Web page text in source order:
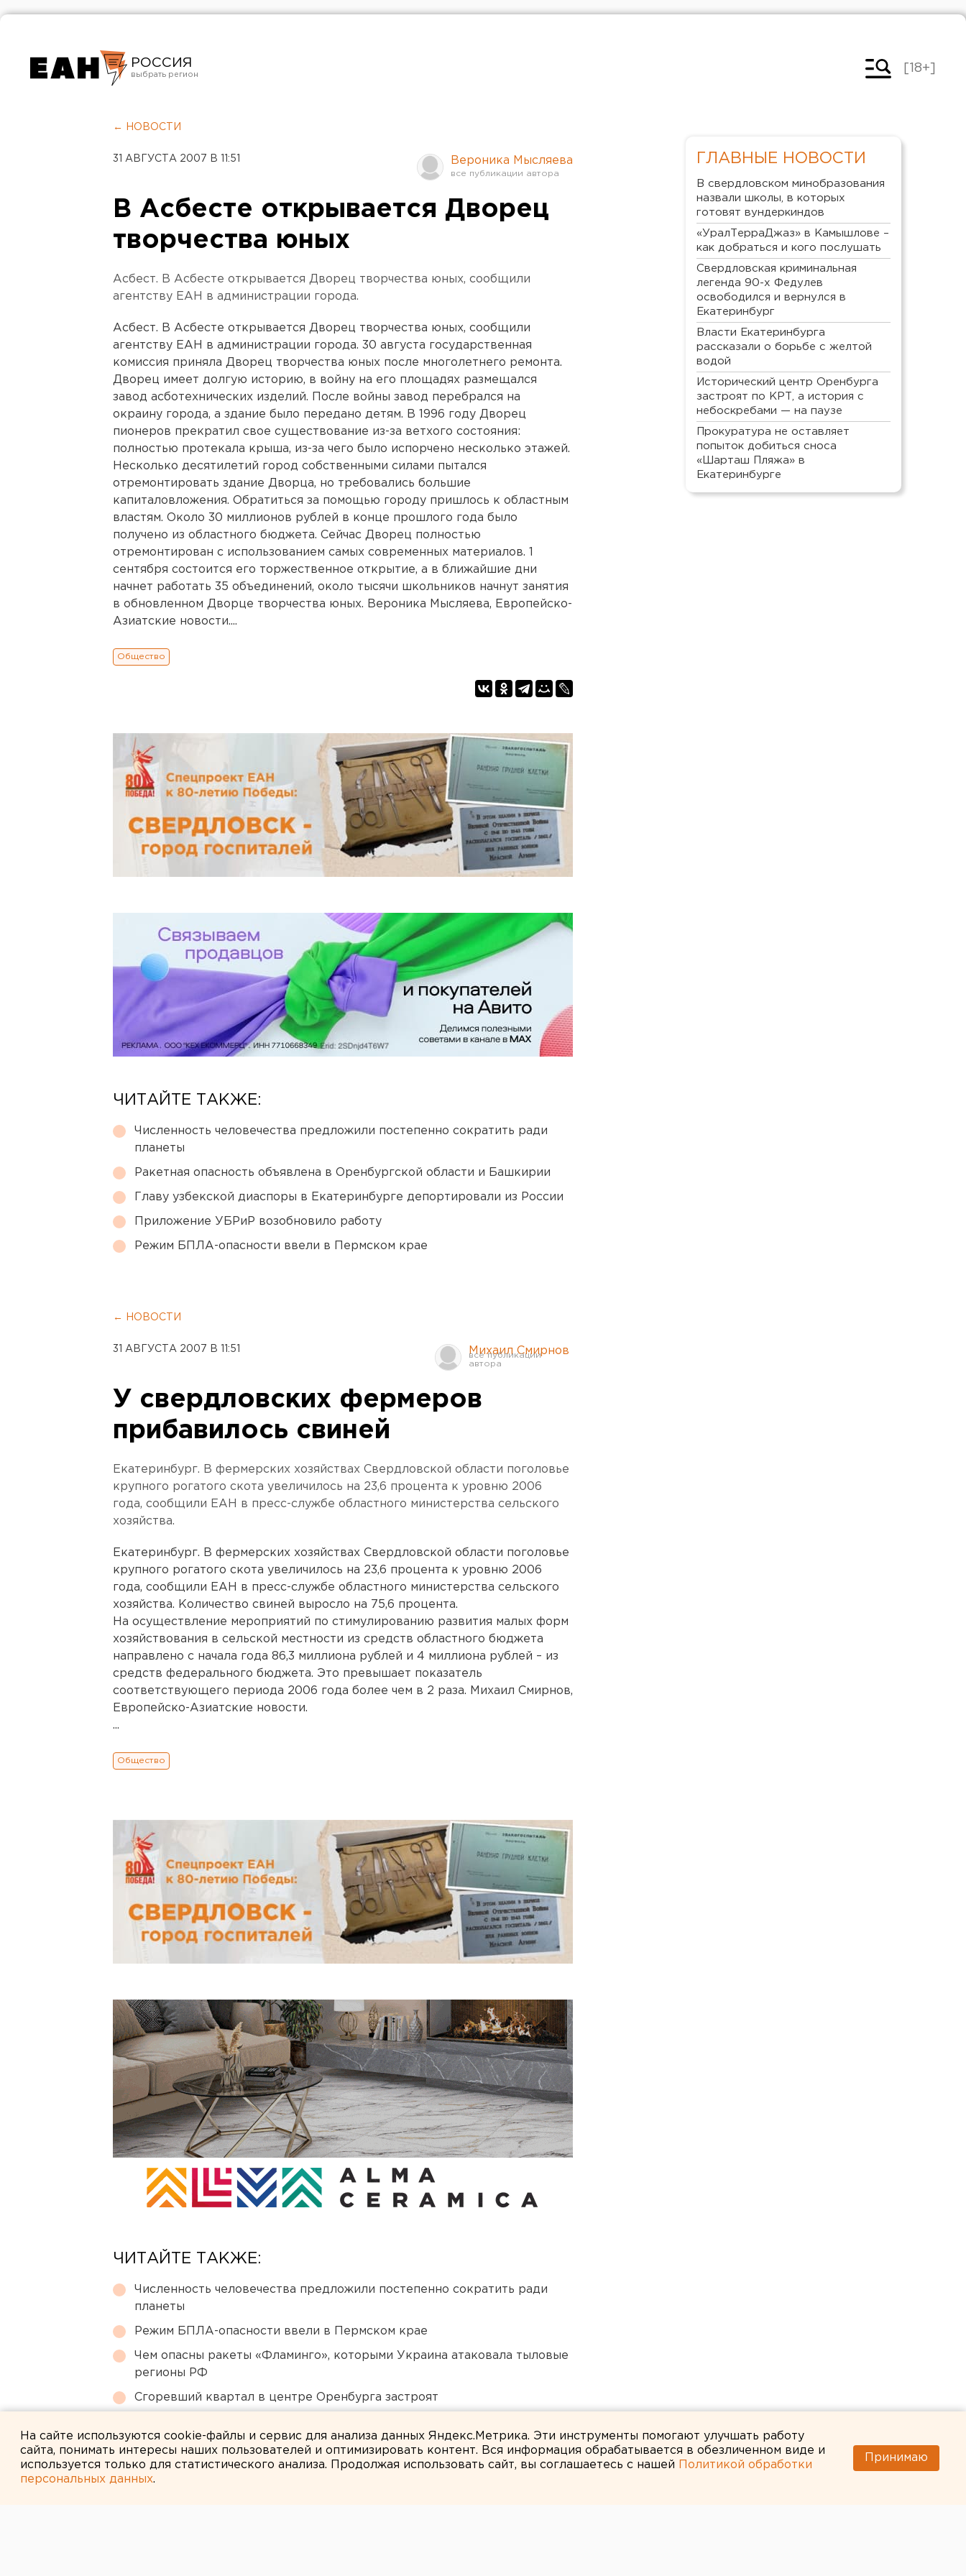
РОССИЯ
Челябинск
[18+]
← НОВОСТИ
31 АВГУСТА 2007 В 11:51 Вероника Мысляева
В Асбесте открывается Дворец
творчества юных
Асбест. В Асбесте открывается Дворец творчества юных, сообщили
агентству ЕАН в администрации города.
Асбест. В Асбесте открывается Дворец творчества юных, сообщили
агентству ЕАН в администрации города. 30 августа государственная
комиссия приняла Дворец творчества юных после многолетнего ремонта.
Дворец имеет долгую историю, в войну на его площадях размещался
завод асботехнических изделий. После войны завод перебрался на
окраину города, а здание было передано детям. В 1996 году Дворец
пионеров прекратил свое существование из-за ветхого состояния:
полностью протекала крыша, из-за чего было испорчено несколько этажей.
Несколько десятилетий город собственными силами пытался
отремонтировать здание Дворца, но требовались большие
капиталовложения. Обратиться за помощью городу пришлось к областным
властям. Около 30 миллионов рублей в конце прошлого года было
получено из областного бюджета. Сейчас Дворец полностью
отремонтирован с использованием самых современных материалов. 1
сентября состоится его торжественное открытие, а в ближайшие дни
начнет работать 35 объединений, около тысячи школьников начнут занятия
в обновленном Дворце творчества юных. Вероника Мысляева, Европейско-
Азиатские новости....
Общество
ЧИТАЙТЕ ТАКЖЕ:
Численность человечества предложили постепенно сократить ради
планеты
Ракетная опасность объявлена в Оренбургской области и Башкирии
Главу узбекской диаспоры в Екатеринбурге депортировали из России
Приложение УБРиР возобновило работу
Режим БПЛА-опасности ввели в Пермском крае
← НОВОСТИ
31 АВГУСТА 2007 В 11:51 Михаил Смирнов
У свердловских фермеров
прибавилось свиней
Екатеринбург. В фермерских хозяйствах Свердловской области поголовье
крупного рогатого скота увеличилось на 23,6 процента к уровню 2006
года, сообщили ЕАН в пресс-службе областного министерства сельского
хозяйства.
Екатеринбург. В фермерских хозяйствах Свердловской области поголовье
крупного рогатого скота увеличилось на 23,6 процента к уровню 2006
года, сообщили ЕАН в пресс-службе областного министерства сельского
хозяйства. Количество свиней выросло на 75,6 процента.
На осуществление мероприятий по стимулированию развития малых форм
хозяйствования в сельской местности из средств областного бюджета
направлено с начала года 86,3 миллиона рублей и 4 миллиона рублей – из
средств федерального бюджета. Это превышает показатель
соответствующего периода 2006 года более чем в 2 раза. Михаил Смирнов,
Европейско-Азиатские новости.
...
Общество
ЧИТАЙТЕ ТАКЖЕ:
Численность человечества предложили постепенно сократить ради
планеты
Режим БПЛА-опасности ввели в Пермском крае
Чем опасны ракеты «Фламинго», которыми Украина атаковала тыловые
регионы РФ
Сгоревший квартал в центре Оренбурга застроят
ГЛАВНЫЕ НОВОСТИ
В свердловском минобразования
назвали школы, в которых
готовят вундеркиндов
«УралТерраДжаз» в Камышлове –
как добраться и кого послушать
Свердловская криминальная
легенда 90-х Федулев
освободился и вернулся в
Екатеринбург
Власти Екатеринбурга
рассказали о борьбе с желтой
водой
Исторический центр Оренбурга
застроят по КРТ, а история с
небоскребами — на паузе
Прокуратура не оставляет
попыток добиться сноса
«Шарташ Пляжа» в
Екатеринбурге
На сайте используются cookie-файлы и сервис для анализа данных Яндекс.Метрика. Эти инструменты помогают улучшать работу
сайта, понимать интересы наших пользователей и оптимизировать контент. Вся информация обрабатывается в обезличенном виде и
используется только для статистического анализа. Продолжая использовать сайт, вы соглашаетесь с нашей
Политикой обработки
персональных данных.
Принимаю